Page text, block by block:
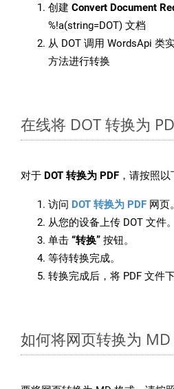
创建 Convert Document
%!a(string=DOT) 文档
从 DOT 调用 WordsApi 类
方法进行转换
在线将 DOT 转换为
对于 DOT 转换为 PDF ，请按照以
访问 DOT 转换为 PDF 网页。
从您的设备上传 DOT 文件。
单击 “转换” 按钮。
等待转换完成。
转换完成后，将 PDF 文件
如何将网页转换为